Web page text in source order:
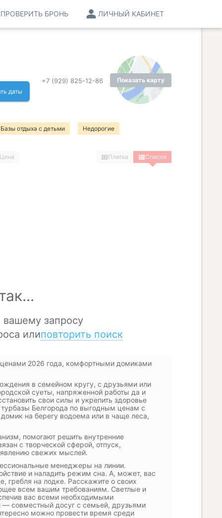
ЛИЧНЫЙ КАБИНЕТ
ПРОВЕРИТЬ БРОНЬ
Показать карту
+7 (929) 825-12-86
даты
Базы отдыха с детьми Недорогие
Цена Плитка Список
2026 года, комфортными домиками
в семейном кругу, с друзьями или
суеты, напряженной работы да и
свои силы и укрепить здоровье
Белгорода по выгодным ценам с
на берегу водоема или в чаще леса,
помогают решить внутренние
с творческой сферой, отпуск,
свежих мыслей.
менеджеры на линии.
и наладить режим сна. А, может, вас
гребля на лодке. Расскажите о своих
всем вашим требованиям. Светлые и
вас всеми необходимыми
— совместный досуг с семьей, друзьями
можно провести время среди